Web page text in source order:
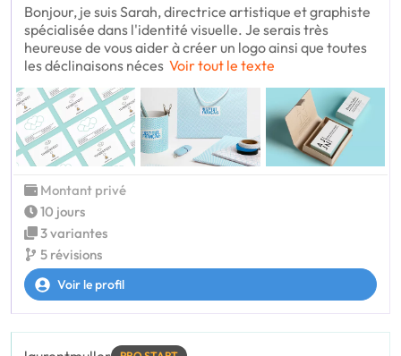
Bonjour, je suis Sarah, directrice artistique et graphiste
spécialisée dans l'identité visuelle. Je serais très
heureuse de vous aider à créer un logo ainsi que toutes
les déclinaisons néces Voir tout le texte
Montant privé
10 jours
3 variantes
5 révisions
Voir le profil